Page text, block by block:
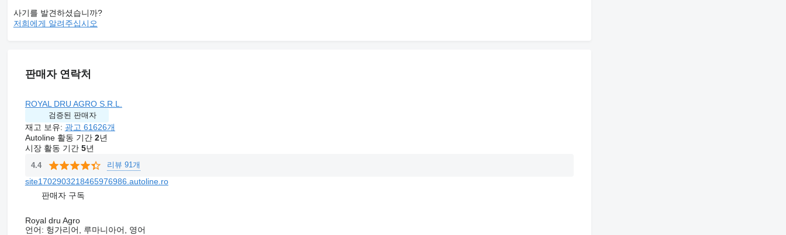
사기를 발견하셨습니까?
저희에게 알려주십시오
판매자 연락처
ROYAL DRU AGRO S.R.L.
검증된 판매자
재고 보유: 광고 61626개
Autoline 활동 기간 2년
시장 활동 기간 5년
4.4 리뷰 91개
site1702903218465976986.autoline.ro
판매자 구독
Royal dru Agro
언어: 헝가리어, 루마니아어, 영어